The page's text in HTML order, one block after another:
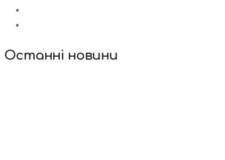
Останні новини